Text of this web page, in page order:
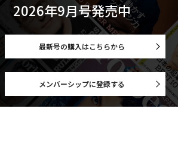
2026年9月号発売中
最新号の購入はこちらから
メンバーシップに登録する